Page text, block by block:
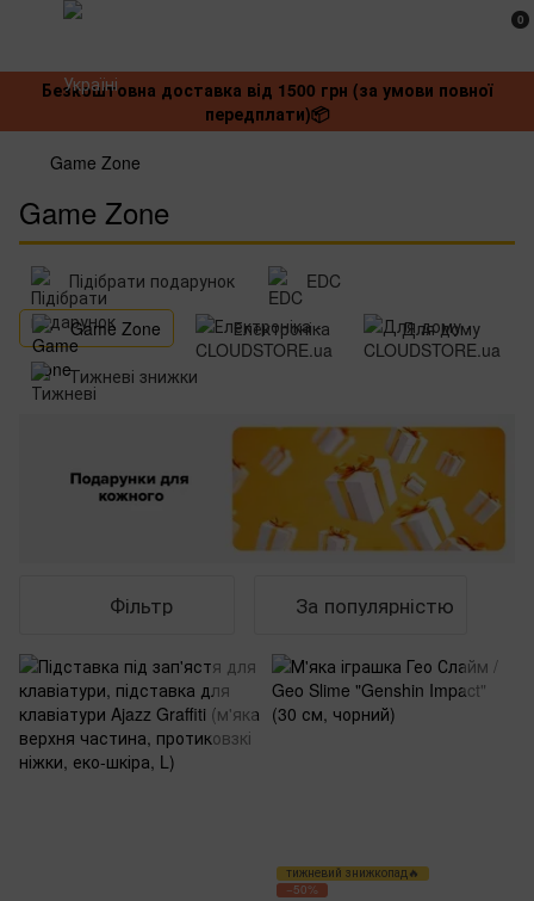
0
Безкоштовна доставка від 1500 грн (за умови повної
передплати)📦
Game Zone
Game Zone
Підібрати подарунок
EDC
Game Zone
Електроніка
Для дому
Тижневі знижки
Фільтр За популярністю
тижневий знижкопад🔥
−50%